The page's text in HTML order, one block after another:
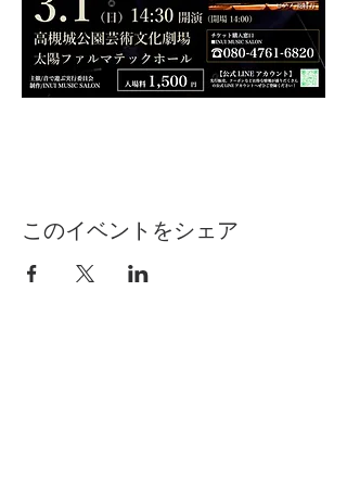
このイベントをシェア